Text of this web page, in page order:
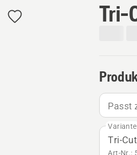
Tri-
Passt
Variante
Tri-
Art-Nr.: